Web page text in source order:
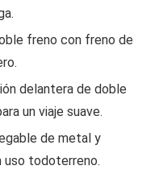
freno con freno de
delantera de doble
un viaje suave.
de metal y
uso todoterreno.